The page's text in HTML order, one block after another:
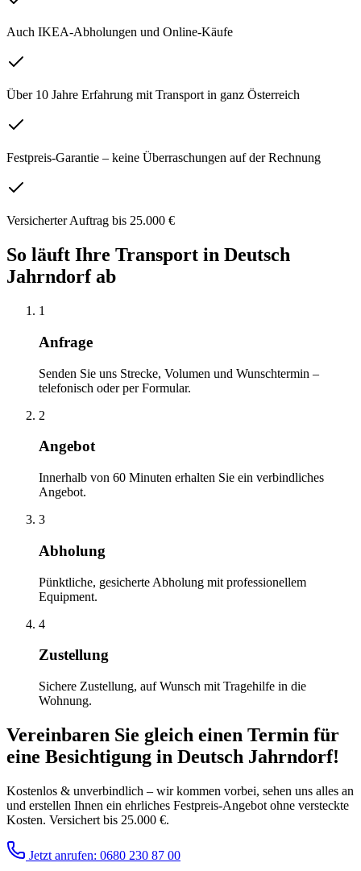
Auch IKEA-Abholungen und Online-Käufe
Über 10 Jahre Erfahrung mit Transport in ganz Österreich
Festpreis-Garantie – keine Überraschungen auf der Rechnung
Versicherter Auftrag bis 25.000 €
So läuft Ihre Transport in Deutsch
Jahrndorfab
1
Anfrage
Senden Sie uns Strecke, Volumen und Wunschtermin –
telefonisch oder per Formular.
2
Angebot
Innerhalb von 60 Minuten erhalten Sie ein verbindliches
Angebot.
3
Abholung
Pünktliche, gesicherte Abholung mit professionellem
Equipment.
4
Zustellung
Sichere Zustellung, auf Wunsch mit Tragehilfe in die
Wohnung.
Vereinbaren Sie gleich einen Termin für
eine Besichtigung in Deutsch Jahrndorf!
Kostenlos & unverbindlich – wir kommen vorbei, sehen uns alles an
und erstellen Ihnen ein ehrliches Festpreis-Angebot ohne versteckte
Kosten. Versichert bis 25.000 €.
Jetzt anrufen: 0680 230 87 00